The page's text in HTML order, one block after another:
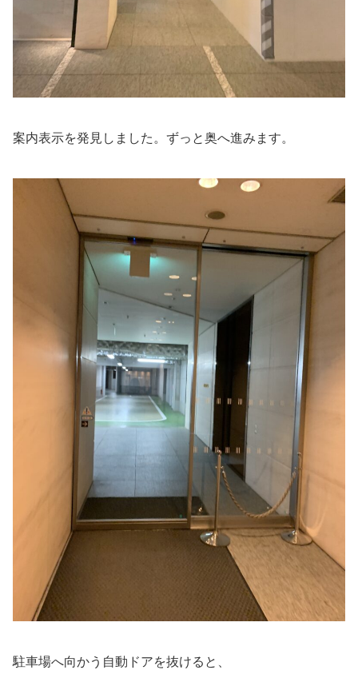
案内表示を発見しました。ずっと奥へ進みます。
駐車場へ向かう自動ドアを抜けると、